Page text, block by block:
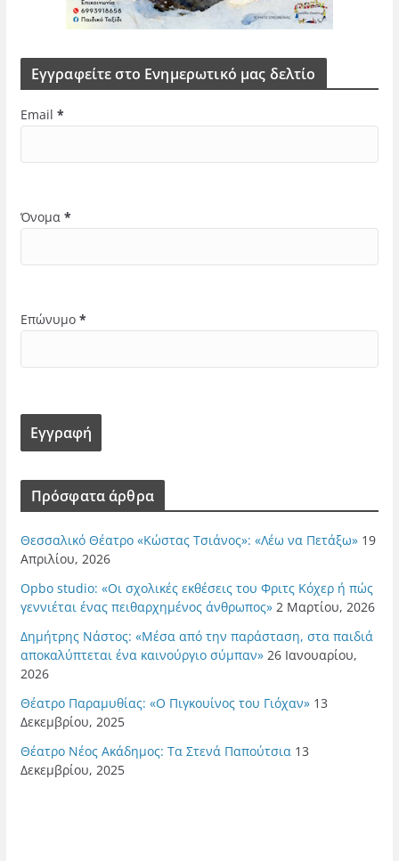
Εγγραφείτε στο Ενημερωτικό μας δελτίο
Email *
Όνομα *
Επώνυμο *
Πρόσφατα άρθρα
Θεσσαλικό Θέατρο «Κώστας Τσιάνος»: «Λέω να Πετάξω» 19
Απριλίου, 2026
Opbo studio: «Οι σχολικές εκθέσεις του Φριτς Κόχερ ή πώς
γεννιέται ένας πειθαρχημένος άνθρωπος» 2 Μαρτίου, 2026
Δημήτρης Νάστος: «Μέσα από την παράσταση, στα παιδιά
αποκαλύπτεται ένα καινούργιο σύμπαν» 26 Ιανουαρίου,
2026
Θέατρο Παραμυθίας: «Ο Πιγκουίνος του Γιόχαν» 13
Δεκεμβρίου, 2025
Θέατρο Νέος Ακάδημος: Τα Στενά Παπούτσια 13
Δεκεμβρίου, 2025